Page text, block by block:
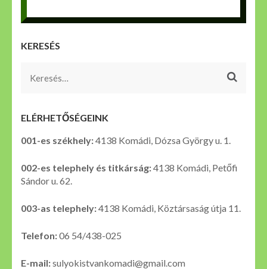
KERESÉS
Keresés:
ELÉRHETŐSÉGEINK
001-es székhely:4138 Komádi, Dózsa György u. 1.
002-es telephely és titkárság:4138 Komádi, Petőfi
Sándor u. 62.
003-as telephely:4138 Komádi, Köztársaság útja 11.
Telefon:06 54/438-025
E-mail:sulyokistvankomadi@gmail.com